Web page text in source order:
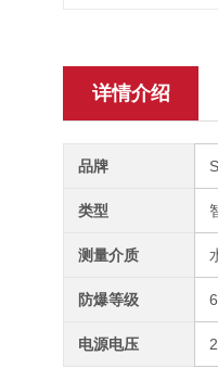
详情介绍
品牌
类型
测量介质
防爆等级
电源电压